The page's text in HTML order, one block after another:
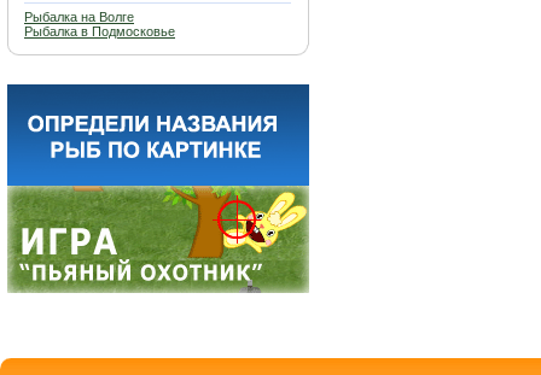
Рыбалка на Волге
Рыбалка в Подмосковье